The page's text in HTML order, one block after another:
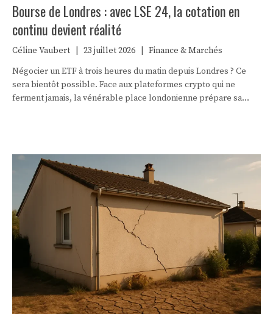
Bourse de Londres : avec LSE 24, la cotation en
continu devient réalité
Céline Vaubert 23 juillet 2026
Finance & Marchés
Négocier un ETF à trois heures du matin depuis Londres ? Ce
sera bientôt possible. Face aux plateformes crypto qui ne
ferment jamais, la vénérable place londonienne prépare sa